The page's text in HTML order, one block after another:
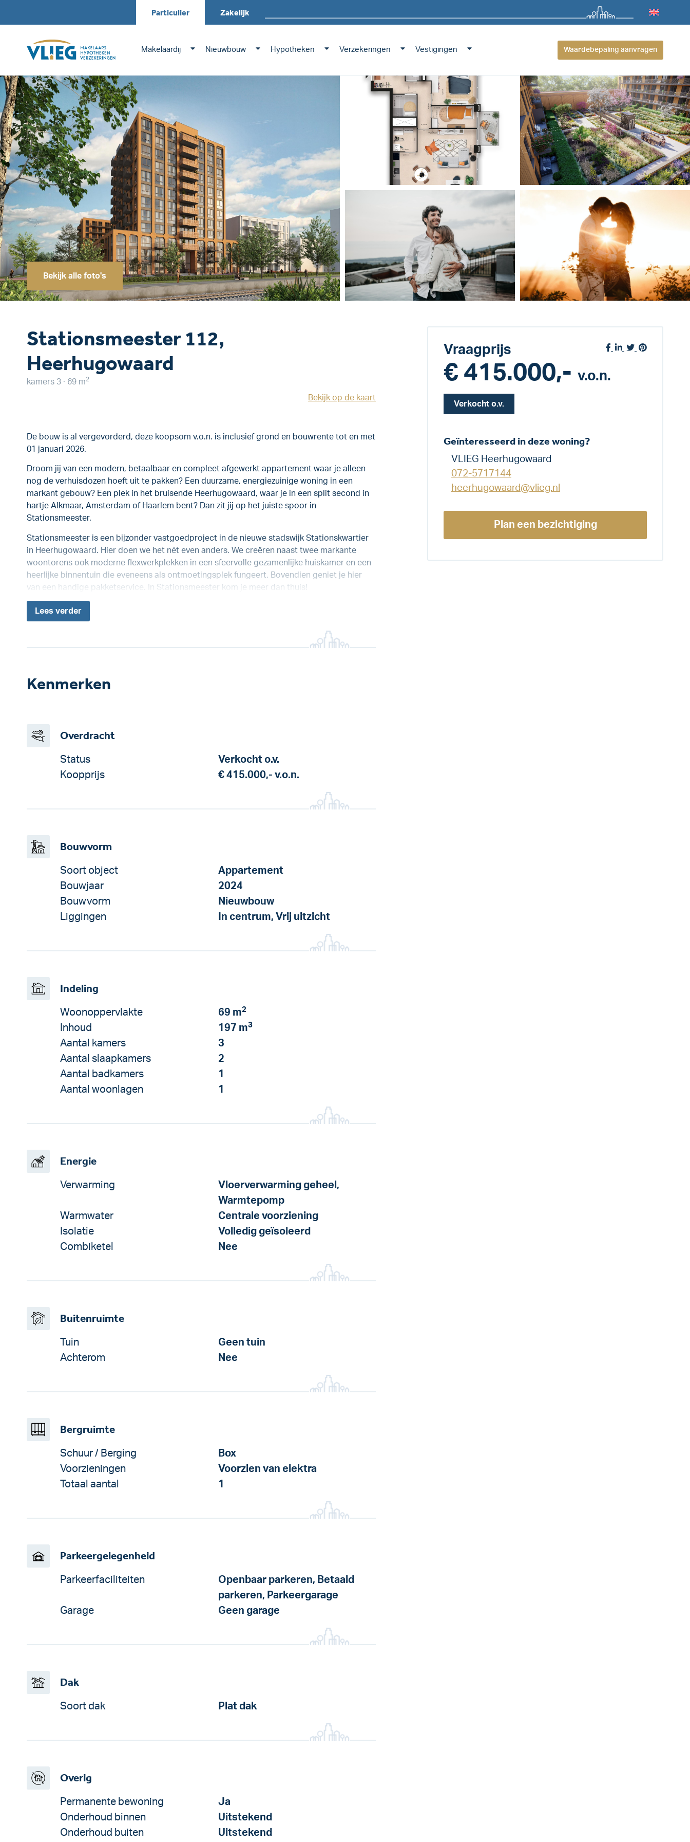
Particulier Zakelijk
Makelaardij Nieuwbouw Hypotheken Verzekeringen Vestigingen Waardebepaling aanvragen
Bekijk alle foto's
Stationsmeester 112,
Heerhugowaard
kamers 3 · 69 m2
Bekijk op de kaart
De bouw is al vergevorderd, deze koopsom v.o.n. is inclusief grond en bouwrente tot en met
01 januari 2026.
Droom jij van een modern, betaalbaar en compleet afgewerkt appartement waar je alleen
nog de verhuisdozen hoeft uit te pakken? Een duurzame, energiezuinige woning in een
markant gebouw? Een plek in het bruisende Heerhugowaard, waar je in een split second in
hartje Alkmaar, Amsterdam of Haarlem bent? Dan zit jij op het juiste spoor in
Stationsmeester.
Stationsmeester is een bijzonder vastgoedproject in de nieuwe stadswijk Stationskwartier
in Heerhugowaard. Hier doen we het nét even anders. We creëren naast twee markante
woontorens ook moderne flexwerkplekken in een sfeervolle gezamenlijke huiskamer en een
heerlijke binnentuin die eveneens als ontmoetingsplek fungeert. Bovendien geniet je hier
van een handige pakketservice. In Stationsmeester kom je meer dan thuis!
Lees verder
Kenmerken
Overdracht
Status
Verkocht o.v.
Koopprijs
€ 415.000,- v.o.n.
Bouwvorm
Soort object
Appartement
Bouwjaar
2024
Bouwvorm
Nieuwbouw
Liggingen
In centrum, Vrij uitzicht
Indeling
Woonoppervlakte 69 m2
Inhoud 197 m3
Aantal kamers
3
Aantal slaapkamers
2
Aantal badkamers
1
Aantal woonlagen
1
Energie
Verwarming
Vloerverwarming geheel,
Warmtepomp
Warmwater
Centrale voorziening
Isolatie
Volledig geïsoleerd
Combiketel
Nee
Buitenruimte
Tuin
Geen tuin
Achterom
Nee
Bergruimte
Schuur / Berging
Box
Voorzieningen
Voorzien van elektra
Totaal aantal
1
Parkeergelegenheid
Parkeerfaciliteiten
Openbaar parkeren, Betaald
parkeren, Parkeergarage
Garage
Geen garage
Dak
Soort dak Plat dak
Overig
Permanente bewoning
Ja
Onderhoud binnen
Uitstekend
Onderhoud buiten
Uitstekend
Vraagprijs
€ 415.000,- v.o.n.
Verkocht o.v.
Geïnteresseerd in deze woning?
VLIEG Heerhugowaard
072-5717144
heerhugowaard@vlieg.nl
Plan een bezichtiging